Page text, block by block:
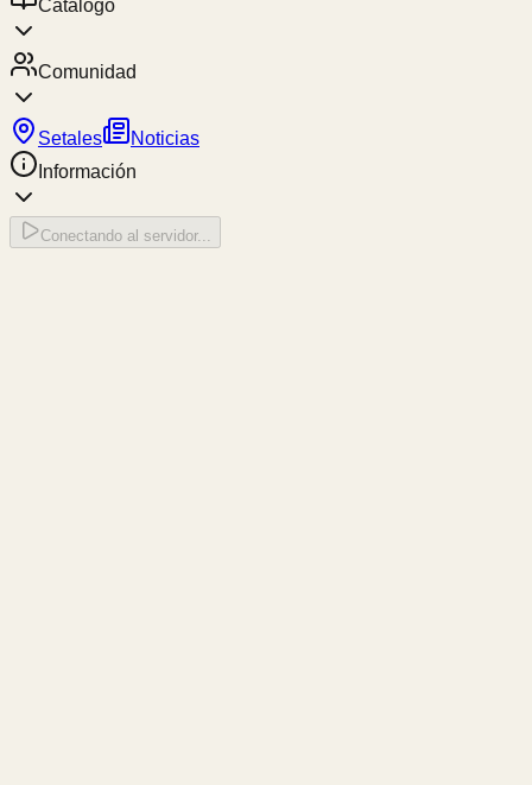
Catálogo
Comunidad
Setales
Noticias
Información
Conectando al servidor...